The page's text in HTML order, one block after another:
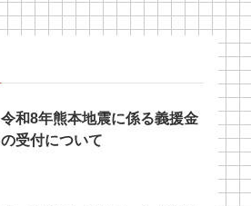
令和8年熊本地震に係る義援金
の受付について